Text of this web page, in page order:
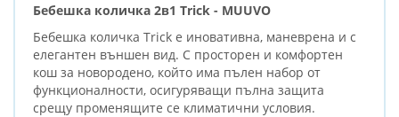
Бебешка количка 2в1 Trick - MUUVO
Бебешка количка Trick е иновативна, маневрена и с
елегантен външен вид. С просторен и комфортен
кош за новородено, който има пълен набор от
функционалности, осигуряващи пълна защита
срещу променящите се климатични условия.